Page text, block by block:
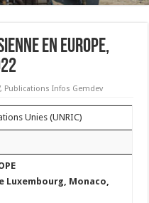
en Europe,
, Publications Infos Gemdev
Unies (UNRIC)
Luxembourg, Monaco,